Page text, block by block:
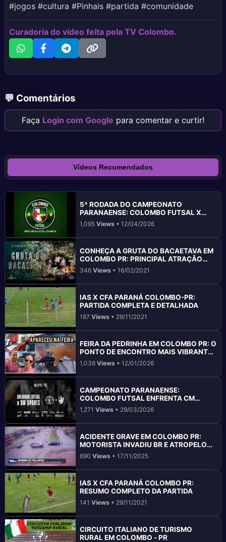
#jogos #cultura #Pinhais #partida #comunidade
Curadoria do vídeo feita pela TV Colombo.
💬 Comentários
Faça Login com Google para comentar e curtir!
Vídeos Recomendados
5ª RODADA DO CAMPEONATO
PARANAENSE: COLOMBO FUTSAL X
PINHAIS
1,095Views • 12/04/2026
CONHEÇA A GRUTA DO BACAETAVA EM
COLOMBO PR: PRINCIPAL ATRAÇÃO
TURÍSTICA
346Views • 16/02/2021
IAS X CFA PARANÁ COLOMBO-PR:
PARTIDA COMPLETA E DETALHADA
187Views • 29/11/2021
FEIRA DA PEDRINHA EM COLOMBO PR: O
PONTO DE ENCONTRO MAIS VIBRANTE
DA REGIÃO
1,036Views • 12/01/2026
CAMPEONATO PARANAENSE:
COLOMBO FUTSAL ENFRENTA CM
SPORTS
1,271Views • 29/03/2026
ACIDENTE GRAVE EM COLOMBO PR:
MOTORISTA INVADIU BR E ATROPELOU
MOTOCICLETA COM CASAL
690Views • 17/11/2025
IAS X CFA PARANÁ COLOMBO PR:
RESUMO COMPLETO DA PARTIDA
141Views • 29/11/2021
CIRCUITO ITALIANO DE TURISMO
RURAL EM COLOMBO - PR